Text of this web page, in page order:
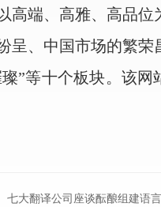
端、高雅、高品位
、中国市场的繁荣
”等十个板块。该网
七大翻译公司座谈酝酿组建语